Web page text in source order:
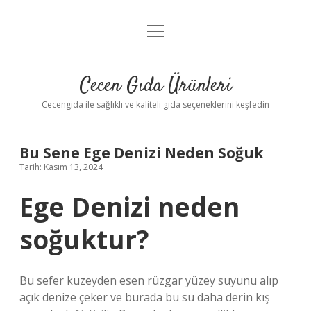
Anasayfa
Yasal Uyarı
menüyü
Cecen Gıda Ürünleri
Cecengida ile sağlıklı ve kaliteli gıda seçeneklerini keşfedin
Bu Sene Ege Denizi Neden Soğuk
Tarih: Kasım 13, 2024
Ege Denizi neden
soğuktur?
Bu sefer kuzeyden esen rüzgar yüzey suyunu alıp
açık denize çeker ve burada bu su daha derin kış